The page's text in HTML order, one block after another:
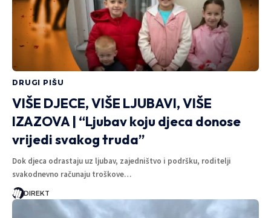
DRUGI PIŠU
VIŠE DJECE, VIŠE LJUBAVI, VIŠE
IZAZOVA | “Ljubav koju djeca donose
vrijedi svakog truda”
Dok djeca odrastaju uz ljubav, zajedništvo i podršku, roditelji
svakodnevno računaju troškove…
DIREKT